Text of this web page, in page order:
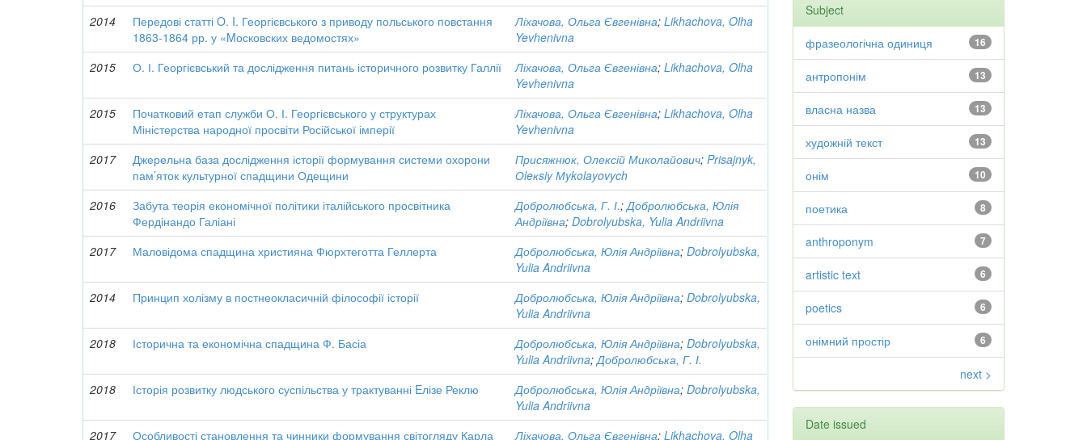
2014
Передові статті O. I. Георгієвського з приводу польського повстання
1863-1864 рр. у «Mосковских ведомостях»
Ліхачова, Ольга Євгенівна;Likhachova, Olha
Yevhenivna
2015
О. І. Георгієвський та дослідження питань історичного розвитку Галлії Ліхачова, Ольга Євгенівна;Likhachova, Olha
Yevhenivna
2015
Початковий етап служби О. І. Георгієвського у структурах
Міністерства народної просвіти Російської імперії
Ліхачова, Ольга Євгенівна;Likhachova, Olha
Yevhenivna
2017
Джерельна база дослідження історії формування системи охорони
пам’яток культурної спадщини Одещини
Присяжнюк, Олексій Миколайович;Prisajnyk,
Оleкsiy Мykolayovych
2016
Забута теорія економічної політики італійського просвітника
Фердінандо Галіані
Добролюбська, Г. І.;Добролюбська, Юлія
Андріївна;Dobrolyubska, Yulia Andriivna
2017
Маловідома спадщина християна Фюрхтеготта Геллерта Добролюбська, Юлія Андріївна;Dobrolyubska,
Yulia Andriivna
2014
Принцип холізму в постнеокласичній філософії історії Добролюбська, Юлія Андріївна;Dobrolyubska,
Yulia Andriivna
2018
Історична та економічна спадщина Ф. Басіа Добролюбська, Юлія Андріївна;Dobrolyubska,
Yulia Andriivna;Добролюбська, Г. І.
2018
Історія розвитку людського суспільства у трактуванні Eлізе Реклю Добролюбська, Юлія Андріївна;Dobrolyubska,
Yulia Andriivna
2017
Особливості становлення та чинники формування світогляду Карла Ліхачова, Ольга Євгенівна;Likhachova, Olha
Subject
16
фразеологічна одиниця
13
антропонім
13
власна назва
13
художній текст
10
онім
8
поетика
7
anthroponym
6
artistic text
6
poetics
6
онімний простір
next >
Date issued